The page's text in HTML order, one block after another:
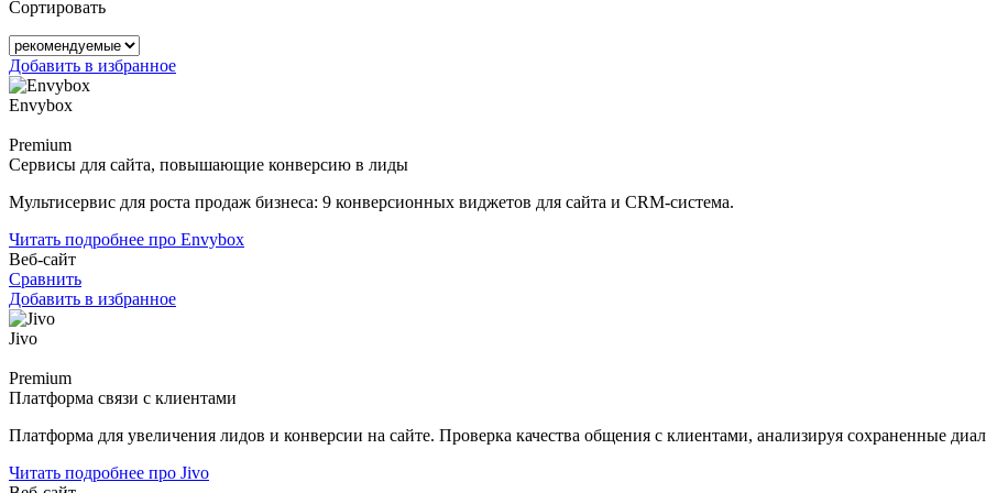
Сортировать
Добавить в избранное
Envybox
Premium
Сервисы для сайта, повышающие конверсию в лиды
Мультисервис для роста продаж бизнеса: 9 конверсионных виджетов для сайта и CRM-система.
Читать подробнее про Envybox
Веб-сайт
Сравнить
Добавить в избранное
Jivo
Premium
Платформа связи с клиентами
Платформа для увеличения лидов и конверсии на сайте. Проверка качества общения с клиентами, анализируя сохраненные
Читать подробнее про Jivo